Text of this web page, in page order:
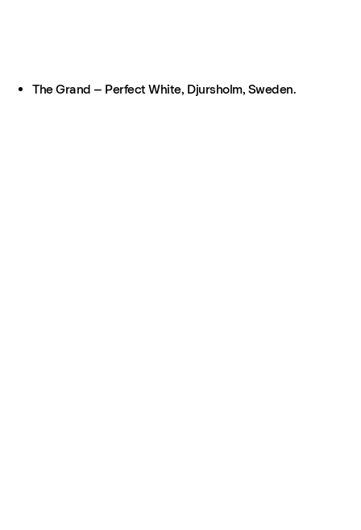
The Grand – Perfect White, Djursholm, Sweden.